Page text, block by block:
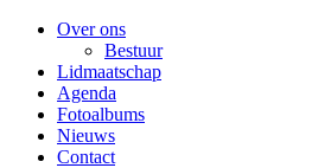
Over ons
Bestuur
Lidmaatschap
Agenda
Fotoalbums
Nieuws
Contact